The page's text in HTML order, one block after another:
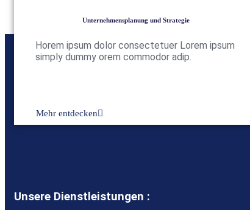
Unternehmensplanung und Strategie
Horem ipsum dolor consectetuer Lorem ipsum
simply dummy orem commodor adip.
Mehr entdecken
Unsere Dienstleistungen :